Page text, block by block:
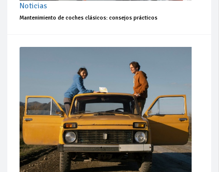
Noticias
Mantenimiento de coches clásicos: consejos prácticos